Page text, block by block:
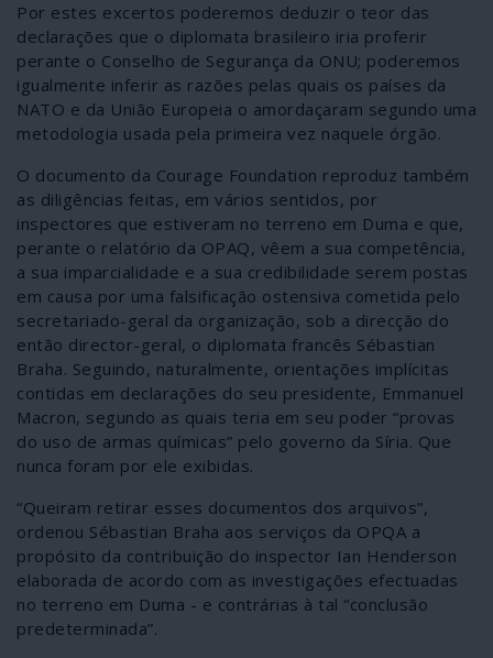
Por estes excertos poderemos deduzir o teor das
declarações que o diplomata brasileiro iria proferir
perante o Conselho de Segurança da ONU; poderemos
igualmente inferir as razões pelas quais os países da
NATO e da União Europeia o amordaçaram segundo uma
metodologia usada pela primeira vez naquele órgão.
O documento da Courage Foundation reproduz também
as diligências feitas, em vários sentidos, por
inspectores que estiveram no terreno em Duma e que,
perante o relatório da OPAQ, vêem a sua competência,
a sua imparcialidade e a sua credibilidade serem postas
em causa por uma falsificação ostensiva cometida pelo
secretariado-geral da organização, sob a direcção do
então director-geral, o diplomata francês Sébastian
Braha. Seguindo, naturalmente, orientações implícitas
contidas em declarações do seu presidente, Emmanuel
Macron, segundo as quais teria em seu poder “provas
do uso de armas químicas” pelo governo da Síria. Que
nunca foram por ele exibidas.
“Queiram retirar esses documentos dos arquivos”,
ordenou Sébastian Braha aos serviços da OPQA a
propósito da contribuição do inspector Ian Henderson
elaborada de acordo com as investigações efectuadas
no terreno em Duma - e contrárias à tal “conclusão
predeterminada”.